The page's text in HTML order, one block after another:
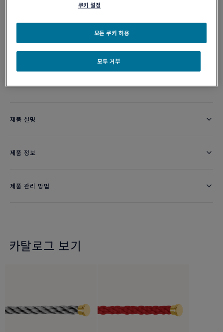
커스터마이즈
제품 설명
제품 정보
제품 관리 방법
카탈로그 보기
쿠키 설정
모두 거부
모든 쿠키 허용